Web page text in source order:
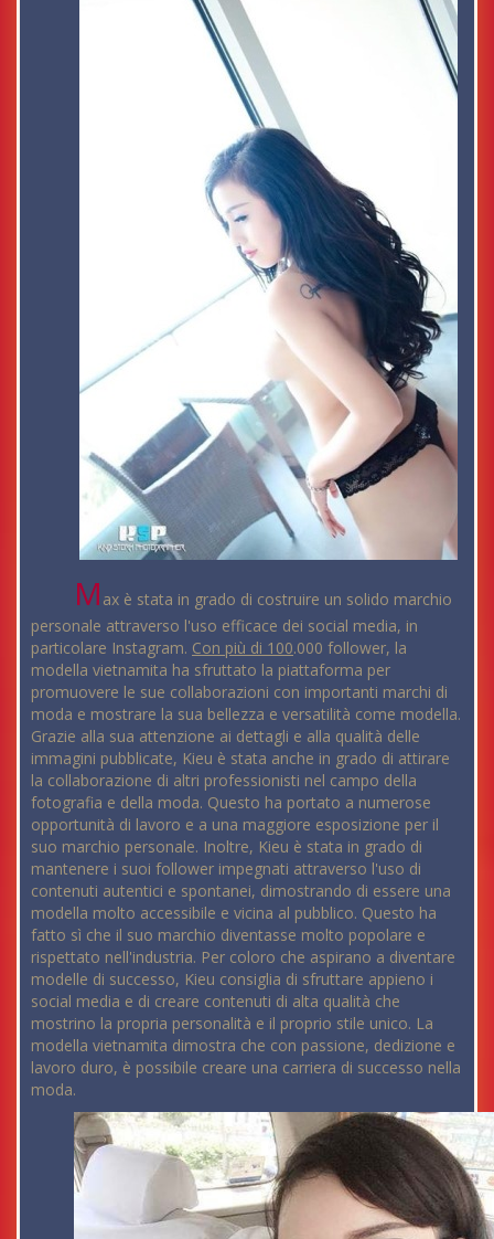
M ax è stata in grado di costruire un solido marchio
personale attraverso l'uso efficace dei social media, in
particolare Instagram. Con più di 100.000 follower, la
modella vietnamita ha sfruttato la piattaforma per
promuovere le sue collaborazioni con importanti marchi di
moda e mostrare la sua bellezza e versatilità come modella.
Grazie alla sua attenzione ai dettagli e alla qualità delle
immagini pubblicate, Kieu è stata anche in grado di attirare
la collaborazione di altri professionisti nel campo della
fotografia e della moda. Questo ha portato a numerose
opportunità di lavoro e a una maggiore esposizione per il
suo marchio personale. Inoltre, Kieu è stata in grado di
mantenere i suoi follower impegnati attraverso l'uso di
contenuti autentici e spontanei, dimostrando di essere una
modella molto accessibile e vicina al pubblico. Questo ha
fatto sì che il suo marchio diventasse molto popolare e
rispettato nell'industria. Per coloro che aspirano a diventare
modelle di successo, Kieu consiglia di sfruttare appieno i
social media e di creare contenuti di alta qualità che
mostrino la propria personalità e il proprio stile unico. La
modella vietnamita dimostra che con passione, dedizione e
lavoro duro, è possibile creare una carriera di successo nella
moda.